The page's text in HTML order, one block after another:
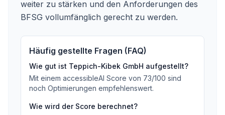
weiter zu stärken und den Anforderungen des
BFSG vollumfänglich gerecht zu werden.
Häufig gestellte Fragen (FAQ)
Wie gut ist Teppich-Kibek GmbH aufgestellt?
Mit einem accessibleAI Score von 73/100 sind
noch Optimierungen empfehlenswert.
Wie wird der Score berechnet?